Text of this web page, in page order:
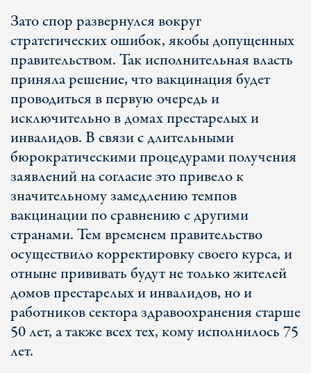
Зато спор развернулся вокруг
стратегических ошибок, якобы допущенных
правительством. Так исполнительная власть
приняла решение, что вакцинация будет
проводиться в первую очередь и
исключительно в домах престарелых и
инвалидов. В связи с длительными
бюрократическими процедурами получения
заявлений на согласие это привело к
значительному замедлению темпов
вакцинации по сравнению с другими
странами. Тем временем правительство
осуществило корректировку своего курса, и
отныне прививать будут не только жителей
домов престарелых и инвалидов, но и
работников сектора здравоохранения старше
50 лет, а также всех тех, кому исполнилось 75
лет.